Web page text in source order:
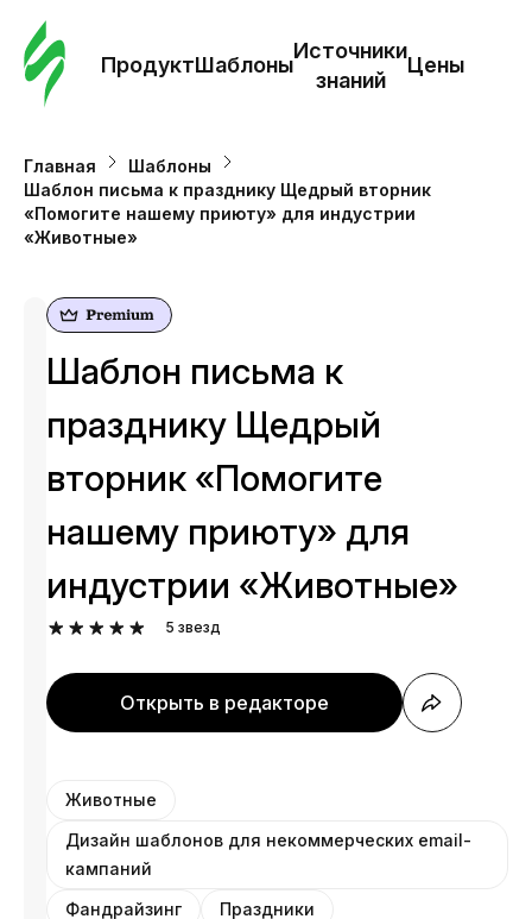
ПродуктШаблоны
Источники
знаний
Цены
Главная
Шаблоны
Шаблон письма к празднику Щедрый вторник
«Помогите нашему приюту» для индустрии
«Животные»
Шаблон письма к
празднику Щедрый
вторник «Помогите
нашему приюту» для
индустрии «Животные»
5 звезд
Открыть в редакторе
Животные
Дизайн шаблонов для некоммерческих email-
кампаний
Фандрайзинг
Праздники